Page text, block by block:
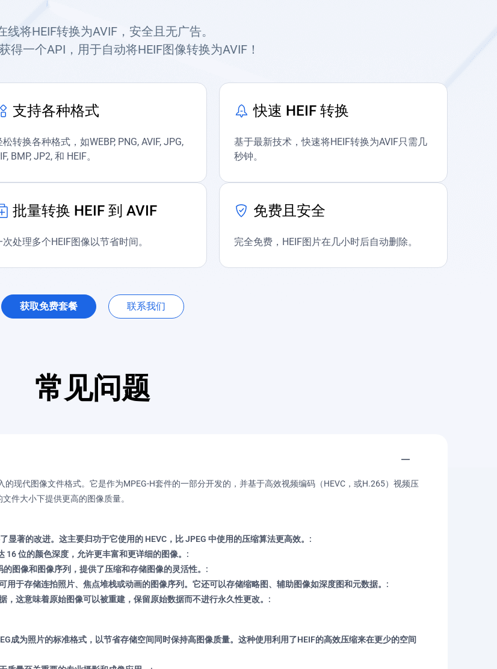
线将HEIF转换为AVIF，安全且无广告。
得一个API，用于自动将HEIF图像转换为AVIF！
支持各种格式
松转换各种格式，如WEBP, PNG, AVIF, JPG,
BMP, JP2, 和 HEIF。
快速 HEIF 转换
基于最新技术，快速将HEIF转换为AVIF只需几
秒钟。
批量转换 HEIF 到 AVIF
次处理多个HEIF图像以节省时间。
免费且安全
完全免费，HEIF图片在几小时后自动删除。
获取免费套餐 联系我们
常见问题
现代图像文件格式。它是作为MPEG-H套件的一部分开发的，并基于高效视频编码（HEVC，或H.265）视频压
件大小下提供更高的图像质量。
显著的改进。这主要归功于它使用的 HEVC，比 JPEG 中使用的压缩算法更高效。:
16 位的颜色深度，允许更丰富和更详细的图像。:
图像和图像序列，提供了压缩和存储图像的灵活性。:
用于存储连拍照片、焦点堆栈或动画的图像序列。它还可以存储缩略图、辅助图像如深度图和元数据。:
，这意味着原始图像可以被重建，保留原始数据而不进行永久性更改。:
成为照片的标准格式，以节省存储空间同时保持高图像质量。这种使用利用了HEIF的高效压缩来在更少的空间